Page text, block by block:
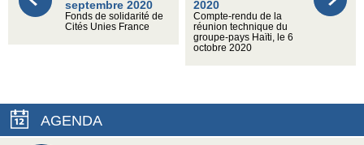
septembre 2020
Fonds de solidarité de
Cités Unies France
2020
Compte-rendu de la
réunion technique du
groupe-pays Haïti, le 6
octobre 2020
AGENDA